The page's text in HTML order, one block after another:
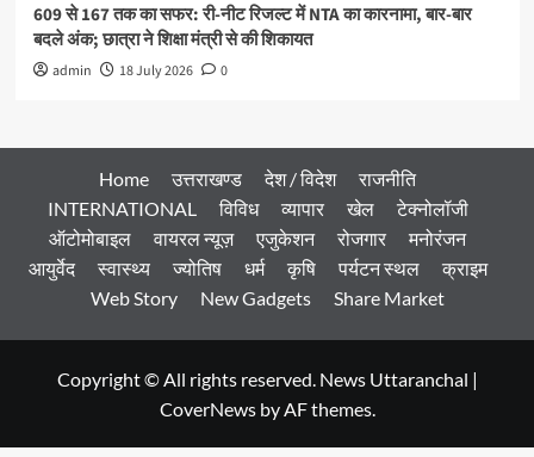
609 से 167 तक का सफर: री-नीट रिजल्ट में NTA का कारनामा, बार-बार
बदले अंक; छात्रा ने शिक्षा मंत्री से की शिकायत
admin 18 July 2026 0
Home उत्तराखण्ड देश / विदेश
राजनीति
INTERNATIONAL
विविध व्यापार खेल
टेक्नोलॉजी
ऑटोमोबाइल
वायरल न्यूज़ एजुकेशन रोजगार
मनोरंजन
आयुर्वेद
स्वास्थ्य ज्योतिष धर्म कृषि पर्यटन स्थल
क्राइम
Web Story
New Gadgets Share Market
Copyright © All rights reserved. News Uttaranchal |
CoverNewsby AF themes.